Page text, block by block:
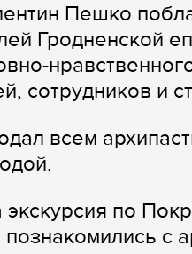
Пешко
Гродненской
сотрудников и
всем
по
с